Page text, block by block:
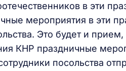
в эти
мероприятия в эти
Это будет и
КНР праздничные
посольства